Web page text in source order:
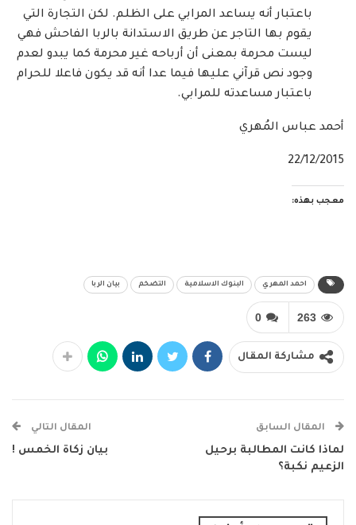
باعتبار أنه يساعد المرابي على الظلم. لكن التجارة التي
يقوم بها التاجر عن طريق الاستدانة بالربا الفاحش فهي
ليست محرمة بمعنى أن أرباحه غير محرمة كما يبدو لعدم
وجود نص قرآني عليها فيما عدا أنه قد يكون فاعلا للحرام
باعتبار مساعدته للمرابي.
أحمد عباس المُهري
22/12/2015
معجب بهذه:
احمد المهري البنوك الاسلامية التضخم بيان الربا
0 263
مشاركة المقال
المقال السابق
لماذا كانت المطالبة برحيل
الزعيم نكبة؟
المقال التالي
بيان زكاة الخمس !